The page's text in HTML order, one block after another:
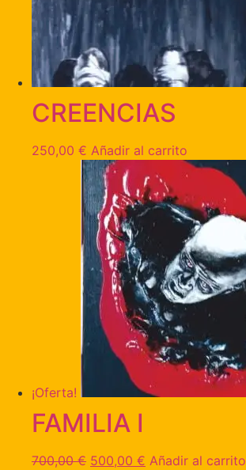
CREENCIAS
250,00 € Añadir al carrito
¡Oferta!
FAMILIA I
700,00€ 500,00 € Añadir al carrito